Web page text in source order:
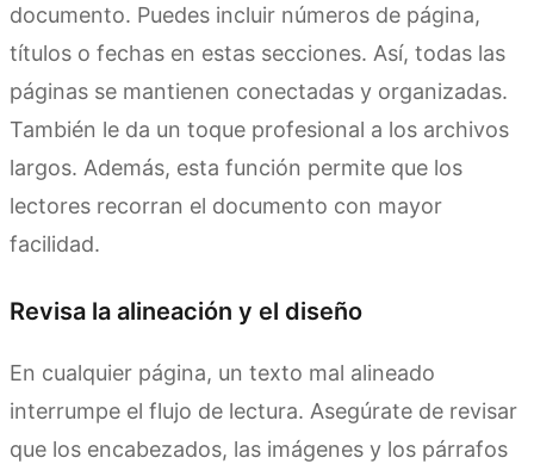
documento. Puedes incluir números de página,
títulos o fechas en estas secciones. Así, todas las
páginas se mantienen conectadas y organizadas.
También le da un toque profesional a los archivos
largos. Además, esta función permite que los
lectores recorran el documento con mayor
facilidad.
Revisa la alineación y el diseño
En cualquier página, un texto mal alineado
interrumpe el flujo de lectura. Asegúrate de revisar
que los encabezados, las imágenes y los párrafos